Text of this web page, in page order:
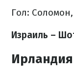
Гол:
Израиль –